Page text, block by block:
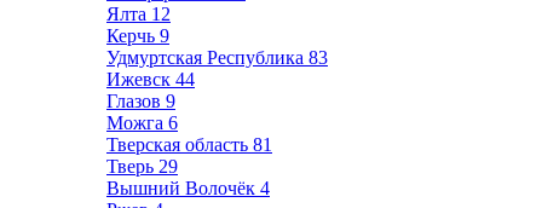
Ялта 12
Керчь 9
Удмуртская Республика 83
Ижевск 44
Глазов 9
Можга 6
Тверская область 81
Тверь 29
Вышний Волочёк 4